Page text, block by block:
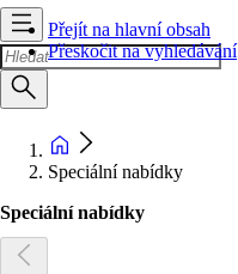
Přejít na hlavní obsah
Přeskočit na vyhledávání
Speciální nabídky
Speciální nabídky